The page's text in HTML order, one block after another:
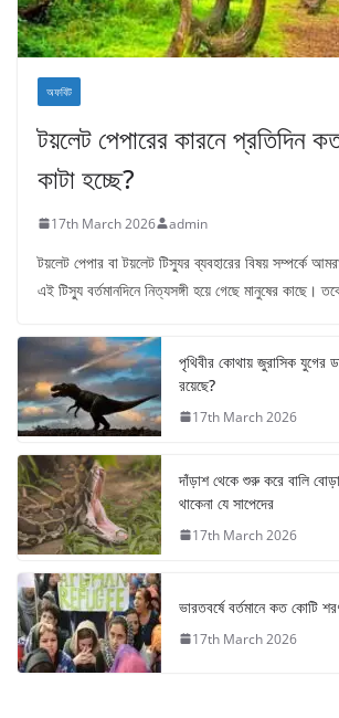
অফবিট
টয়লেট পেপারের কারনে প্রতিদিন
কাটা হচ্ছে?
17th March 2026 admin
টয়লেট পেপার বা টয়লেট টিস্যুর ব্যবহারের বিষয় সম্পর্কে
এই টিস্যু বর্তমানদিনে নিত্যসঙ্গী হয়ে গেছে মানুষের কাছে।
পৃথিবীর কোথায় জুরাসিক যুগের
রয়েছে?
17th March 2026
দাঁড়াশ থেকে শুরু করে বালি
থাকেনা যে সাপেদের
17th March 2026
ভারতবর্ষে বর্তমানে কত কোটি
17th March 2026